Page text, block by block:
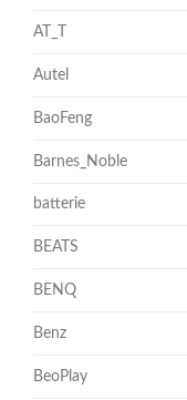
AT_T
Autel
BaoFeng
Barnes_Noble
batterie
BEATS
BENQ
Benz
BeoPlay